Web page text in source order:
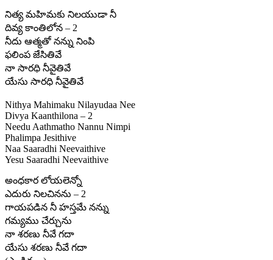
నిత్య మహిమకు నిలయుడా నీ
దివ్య కాంతిలోన – 2
నీదు ఆత్మతో నన్ను నింపి
ఫలింప జేసితివే
నా సారధి నీవైతివే
యేసు సారధి నీవైతివే
Nithya Mahimaku Nilayudaa Nee
Divya Kaanthilona – 2
Needu Aathmatho Nannu Nimpi
Phalimpa Jesithive
Naa Saaradhi Neevaithive
Yesu Saaradhi Neevaithive
అంధకార లోయలెన్నో
ఎదురు నిలచినను – 2
గాయపడిన నీ హస్తమే నన్ను
గమ్యము చేర్చును
నా శరణు నీవే గదా
యేసు శరణు నీవే గదా